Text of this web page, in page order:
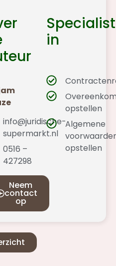
info@juridische-
supermarkt.nl
0516 –
427298
Neem
contact
op
Specialist
in
opstellen
Algemene
opstellen